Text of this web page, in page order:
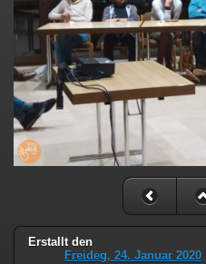
Erstallt den
Freideg, 24. Januar 2020